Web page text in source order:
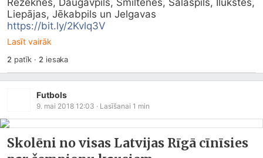
Rēzeknes, Daugavpils, Smiltenes, Salaspils, Ilūkstes,
https://bit.ly/2Kvlq3V
Lasīt vairāk
2 patīk · 2 iesaka
Futbols
9. mai 2018 12:03 · Lasīšanai 1 min
Skolēni no visas Latvijas Rīgā cīnīsies